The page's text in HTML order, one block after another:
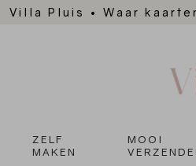
Villa Pluis • Waar
ZELF
MAKEN
MOOI